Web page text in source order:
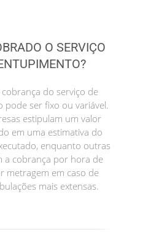
O SERVIÇO
do serviço de
pode ser fixo ou variável.
estipulam um valor
em uma estimativa do
enquanto outras
a cobrança por hora de
metragem em caso de
mais extensas.